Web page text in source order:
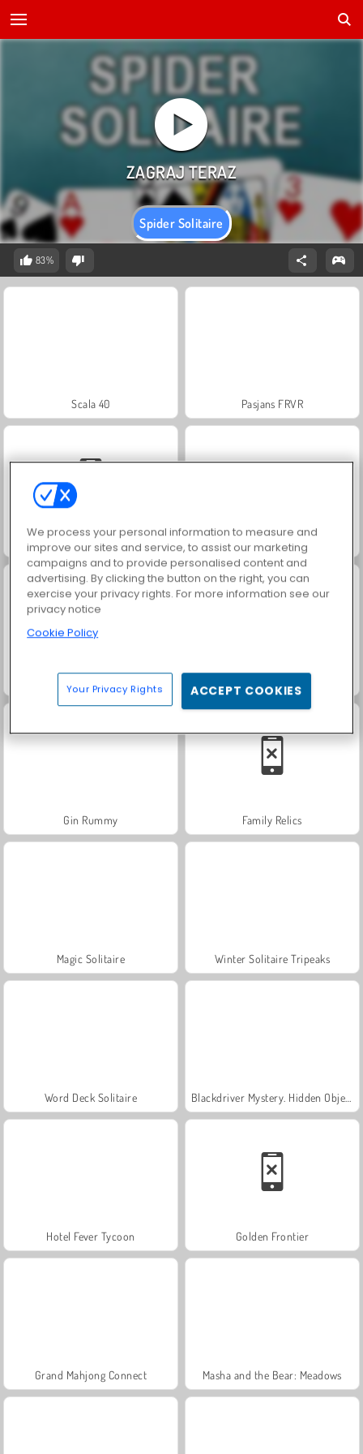
Spider Solitaire
83%
Scala 40 Pasjans FRVR
Solitaire Social Juice Merge
Gin Rummy Family Relics
Magic Solitaire Winter Solitaire Tripeaks
Word Deck Solitaire
Hotel Fever Tycoon Golden Frontier
Grand Mahjong Connect Masha and the Bear: Meadows
We process your personal information to measure and
improve our sites and service, to assist our marketing
campaigns and to provide personalised content and
advertising. By clicking the button on the right, you can
exercise your privacy rights. For more information see our
privacy notice
Cookie Policy
Your Privacy Rights ACCEPT COOKIES